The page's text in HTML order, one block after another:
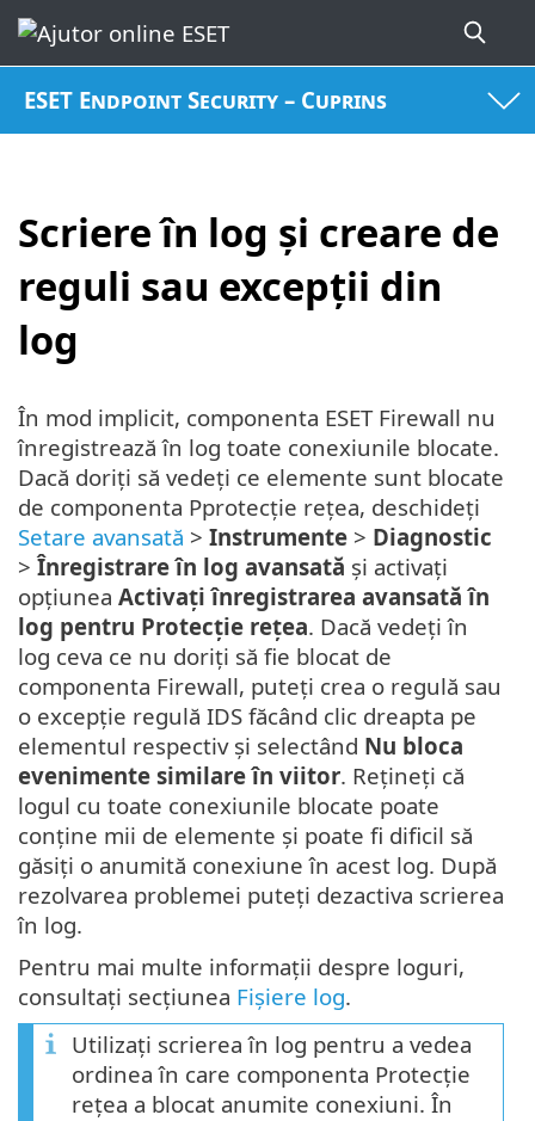
ESET Endpoint Security – Cuprins
Scriere în log și creare de
reguli sau excepții din
log
În mod implicit, componenta ESET Firewall nu
înregistrează în log toate conexiunile blocate.
Dacă doriți să vedeți ce elemente sunt blocate
de componenta Pprotecție rețea, deschideți
Setare avansată > Instrumente > Diagnostic
> Înregistrare în log avansată și activați
opțiunea Activați înregistrarea avansată în
log pentru Protecție rețea. Dacă vedeți în
log ceva ce nu doriți să fie blocat de
componenta Firewall, puteți crea o regulă sau
o excepție regulă IDS făcând clic dreapta pe
elementul respectiv și selectând Nu bloca
evenimente similare în viitor. Rețineți că
logul cu toate conexiunile blocate poate
conține mii de elemente și poate fi dificil să
găsiți o anumită conexiune în acest log. După
rezolvarea problemei puteți dezactiva scrierea
în log.
Pentru mai multe informații despre loguri,
consultați secțiunea Fișiere log.
Utilizați scrierea în log pentru a vedea
ordinea în care componenta Protecție
rețea a blocat anumite conexiuni. În